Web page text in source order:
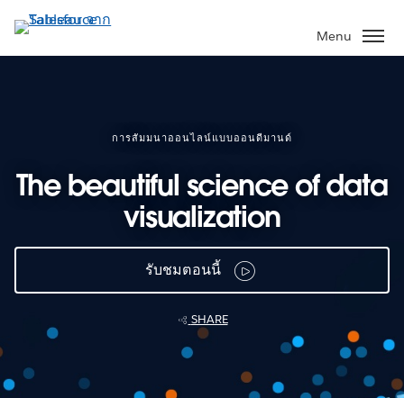
ไป
ที่
Menu
การสัมมนาออนไลน์แบบออนดีมานด์
The beautiful science of data
visualization
รับชมตอนนี้
SHARE